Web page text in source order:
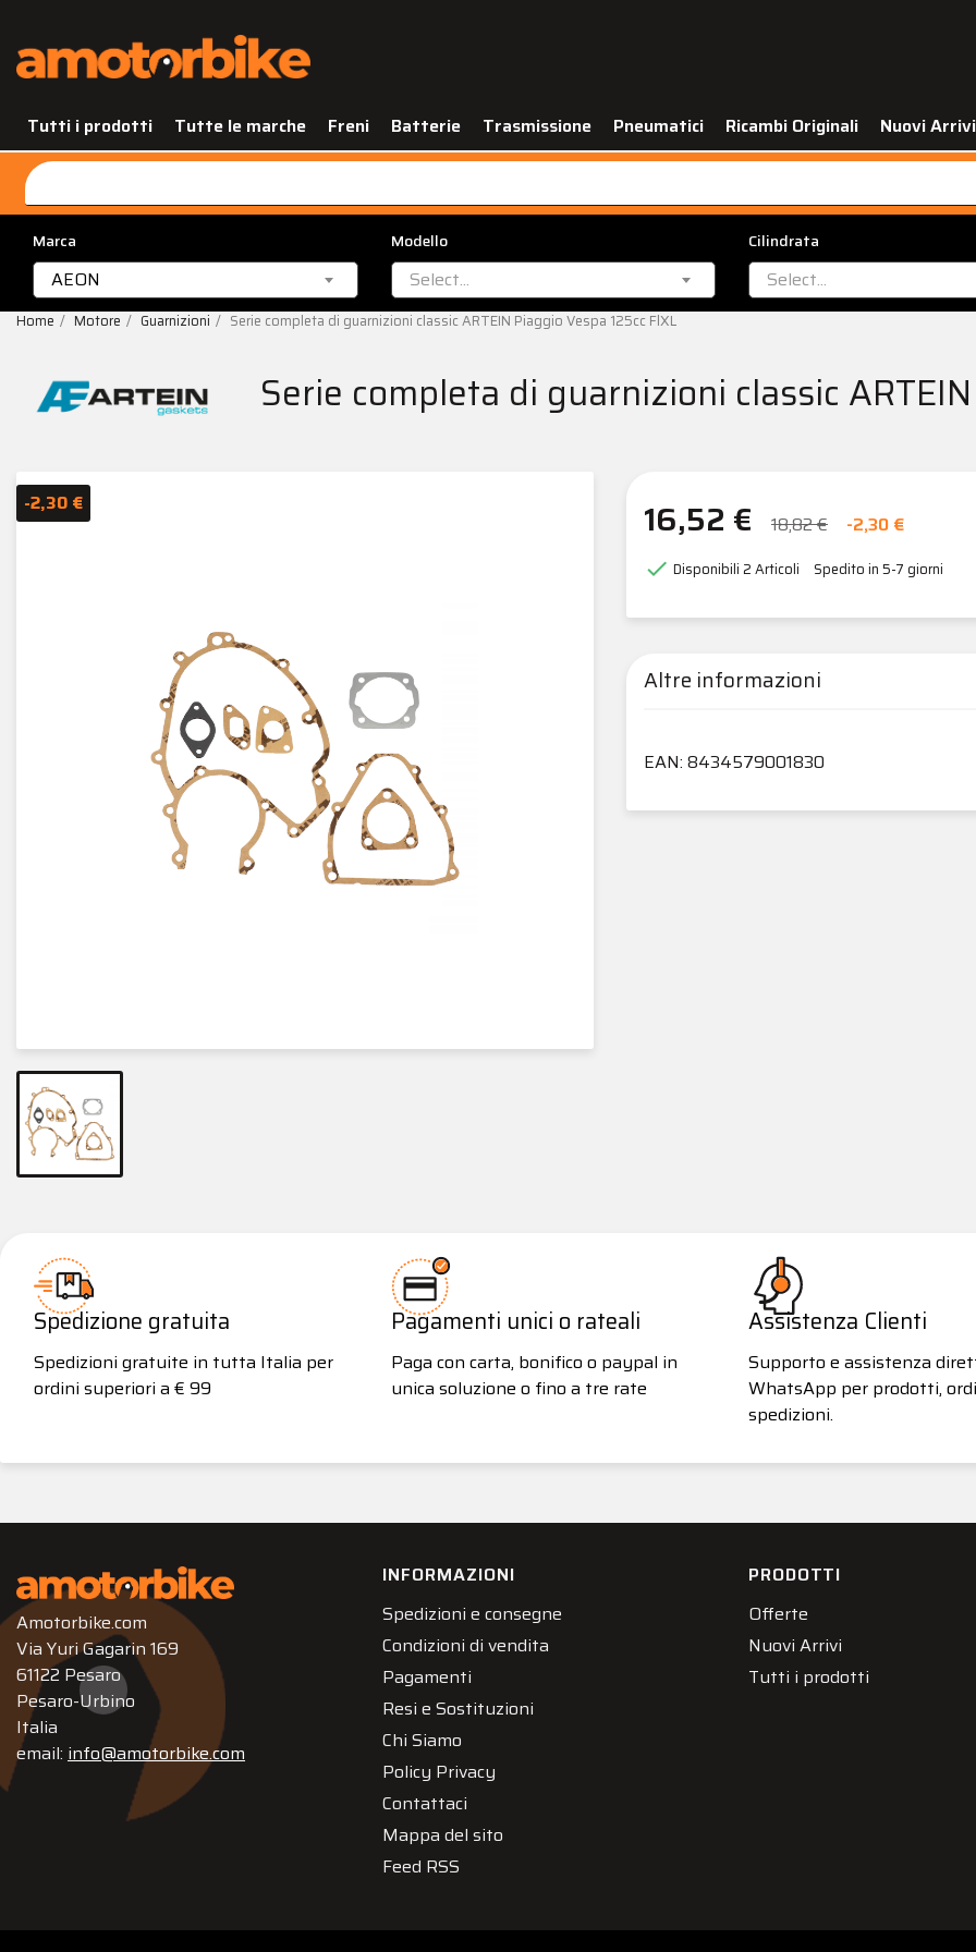
Tutti i prodotti Tutte le marche Freni Batterie Trasmissione Pneumatici Ricambi Originali Nuovi Arrivi
Marca
AEON
Modello
Select...
Cilindrata
Select...
Home Motore Guarnizioni Serie completa di guarnizioni classic ARTEIN Piaggio Vespa 125cc FlXL
Serie completa di guarnizioni classic
-2,30 € 16,52 € 18,82 € -2,30 €
 Disponibili2 Articoli Spedito in 5-7 giorni
Altre informazioni
EAN: 8434579001830
Spedizione gratuita
Spedizioni gratuite in tutta Italia per
ordini superiori a € 99
Pagamenti unici o rateali
Paga con carta, bonifico o paypal in
unica soluzione o fino a tre rate
Assistenza Clienti
Supporto e assistenza
WhatsApp per prodotti,
spedizioni.
Amotorbike.com
Via Yuri Gagarin 169
61122 Pesaro
Pesaro-Urbino
Italia
email: info@amotorbike.com
INFORMAZIONI
Spedizioni e consegne
Condizioni di vendita
Pagamenti
Resi e Sostituzioni
Chi Siamo
Policy Privacy
Contattaci
Mappa del sito
Feed RSS
PRODOTTI
Offerte
Nuovi Arrivi
Tutti i prodotti